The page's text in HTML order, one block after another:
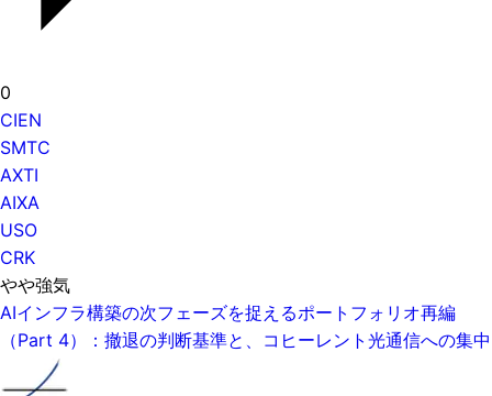
0
CIEN
SMTC
AXTI
AIXA
USO
CRK
やや強気
AIインフラ構築の次フェーズを捉えるポートフォリオ再編
（Part 4）：撤退の判断基準と、コヒーレント光通信への集中